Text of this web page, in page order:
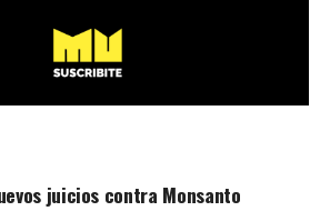
juicios contra Monsanto